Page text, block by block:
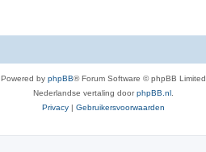
Powered by phpBB® Forum Software © phpBB Limited
Nederlandse vertaling doorphpBB.nl
Privacy | Gebruikersvoorwaarden